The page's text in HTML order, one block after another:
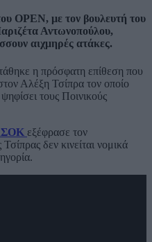
OPEN, με τον βουλευτή του
Αντωνοπούλου,
αιχμηρές ατάκες.
η πρόσφατη επίθεση που
Αλέξη Τσίπρα τον οποίο
τους Ποινικούς
εξέφρασε τον
δεν κινείται νομικά